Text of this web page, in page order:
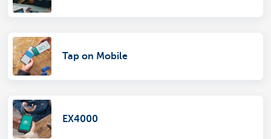
Tap on Mobile
EX4000